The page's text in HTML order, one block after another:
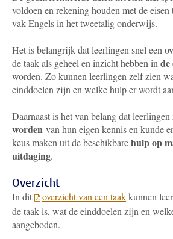
voldoen en rekening houden met de
vak Engels in het tweetalig onderwijs.
Het is belangrijk dat leerlingen snel een
de taak als geheel en inzicht hebben in de
worden. Zo kunnen leerlingen zelf zien
einddoelen zijn en welke hulp er wordt
Daarnaast is het van belang dat leerlingen
worden van hun eigen kennis en kunde
keus maken uit de beschikbarehulp op
uitdaging.
Overzicht
In dit overzicht van een taakkunnen
de taak is, wat de einddoelen zijn en
aangeboden.